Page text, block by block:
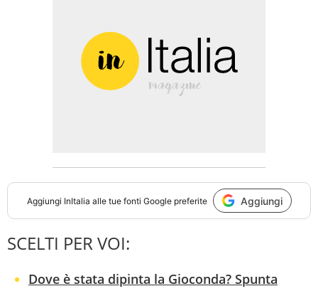
Aggiungi InItalia alle tue fonti Google preferite Aggiungi
SCELTI PER VOI:
Dove è stata dipinta la Gioconda? Spunta